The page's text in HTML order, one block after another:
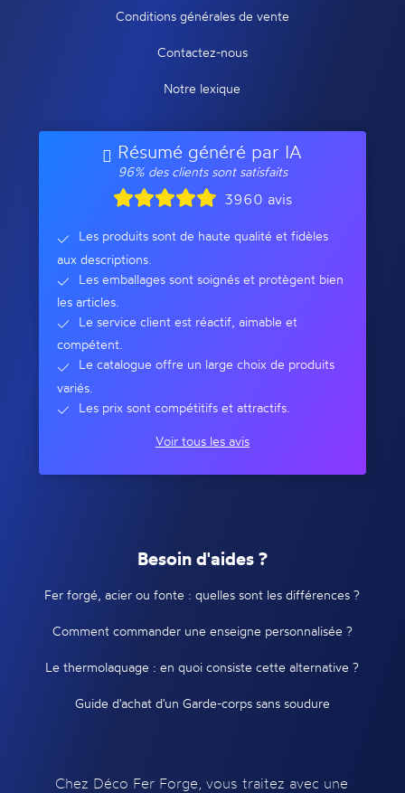
Conditions générales de vente
Contactez-nous
Notre lexique
Résumé généré par IA
96% des clients sont satisfaits
3960 avis
Les produits sont de haute qualité et fidèles
aux descriptions.
Les emballages sont soignés et protègent bien
les articles.
Le service client est réactif, aimable et
compétent.
Le catalogue offre un large choix de produits
variés.
Les prix sont compétitifs et attractifs.
Voir tous les avis
Besoin d'aides ?
Fer forgé, acier ou fonte : quelles sont les différences ?
Comment commander une enseigne personnalisée ?
Le thermolaquage : en quoi consiste cette alternative ?
Guide d'achat d'un Garde-corps sans soudure
Chez Déco Fer Forge, vous traitez avec une